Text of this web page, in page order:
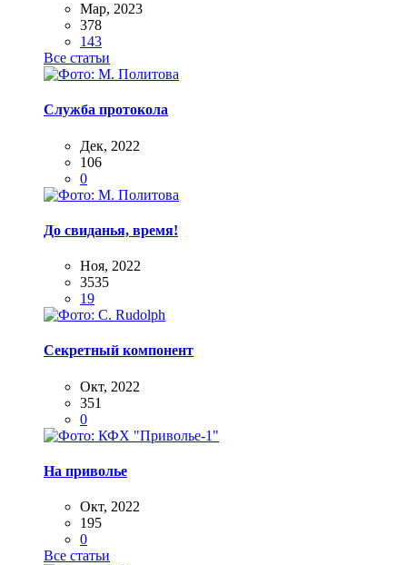
Мар, 2023
378
143
Все статьи
Служба протокола
Дек, 2022
106
0
До свиданья, время!
Ноя, 2022
3535
19
Секретный компонент
Окт, 2022
351
0
На приволье
Окт, 2022
195
0
Все статьи